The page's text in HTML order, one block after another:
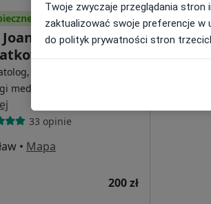
płatności
Guzicka
Lekarz wykonujący
medycyny estetycznej
33 opinie
• Mapa
200 zł
Twoje zwyczaje przeglądania
zaktualizować swoje preferencje w
do polityk prywatności stron